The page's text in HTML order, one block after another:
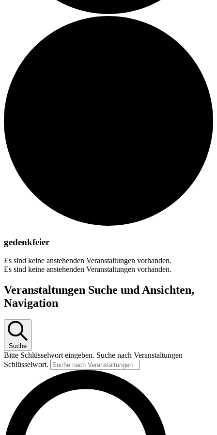
gedenkfeier
Es sind keine anstehenden Veranstaltungen vorhanden.
Es sind keine anstehenden Veranstaltungen vorhanden.
Veranstaltungen Suche und Ansichten,
Navigation
Suche
Bitte Schlüsselwort eingeben. Suche nach Veranstaltungen
Schlüsselwort.